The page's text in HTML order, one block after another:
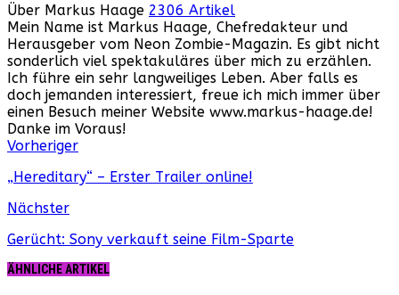
Über Markus Haage 2306 Artikel
Mein Name ist Markus Haage, Chefredakteur und
Herausgeber vom Neon Zombie-Magazin. Es gibt nicht
sonderlich viel spektakuläres über mich zu erzählen.
Ich führe ein sehr langweiliges Leben. Aber falls es
doch jemanden interessiert, freue ich mich immer über
einen Besuch meiner Website www.markus-haage.de!
Danke im Voraus!
Webseite
Facebook
Instagram
YouTube
Vorheriger
„Hereditary“ – Erster Trailer online!
Nächster
Gerücht: Sony verkauft seine Film-Sparte
ÄHNLICHE ARTIKEL